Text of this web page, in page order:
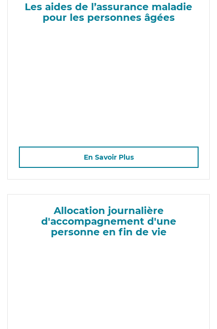
Les aides de l’assurance maladie
pour les personnes âgées
En Savoir Plus
Allocation journalière
d'accompagnement d'une
personne en fin de vie